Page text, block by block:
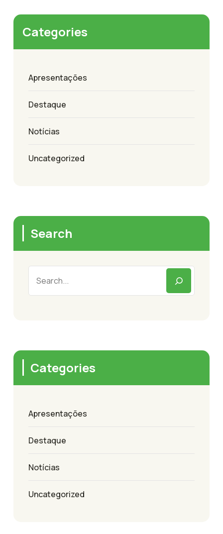
Categories
Apresentações
Destaque
Notícias
Uncategorized
Search
Categories
Apresentações
Destaque
Notícias
Uncategorized